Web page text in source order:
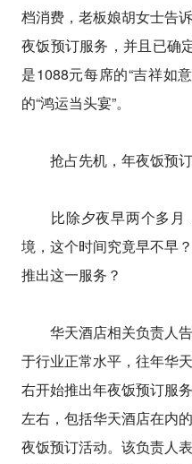
档消费，老板娘胡女士告
夜饭预订服务，并且已确
是1088元每席的“吉祥如
的“鸿运当头宴”。
抢占先机，年夜饭预订
比除夕夜早两个多月
境，这个时间究竟早不早
推出这一服务？
华天酒店相关负责人告
于行业正常水平，往年华
右开始推出年夜饭预订服
左右，包括华天酒店在内
夜饭预订活动。该负责人